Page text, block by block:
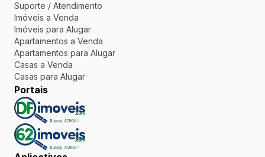
Suporte / Atendimento
Imóveis a Venda
Imóveis para Alugar
Apartamentos a Venda
Apartamentos para Alugar
Casas a Venda
Casas para Alugar
Portais